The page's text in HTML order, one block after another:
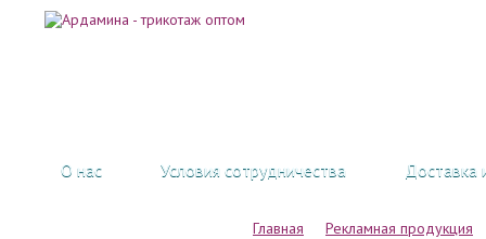
О нас Условия сотрудничества Доставка
Главная Рекламная продукция